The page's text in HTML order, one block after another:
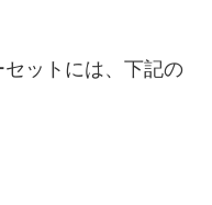
セットには、下記の